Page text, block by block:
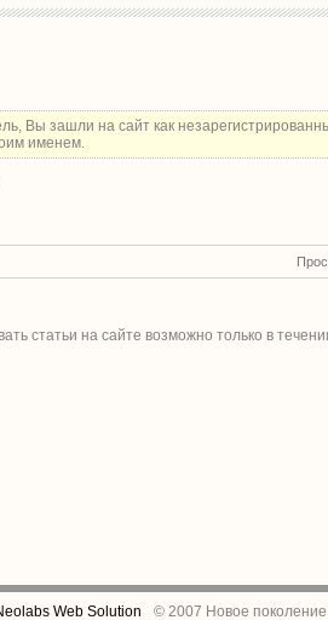
Вы зашли на сайт как
именем.
статьи на сайте возможно только в
Web Solution © 2007 Новое поколение